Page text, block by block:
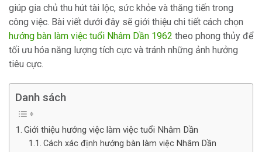
giúp gia chủ thu hút tài lộc, sức khỏe và thăng tiến trong
công việc. Bài viết dưới đây sẽ giới thiệu chi tiết cách chọn
hướng bàn làm việc tuổi Nhâm Dần 1962 theo phong thủy để
tối ưu hóa năng lượng tích cực và tránh những ảnh hưởng
tiêu cực.
Danh sách
Giới thiệu hướng việc làm việc tuổi Nhâm Dần
Cách xác định hướng bàn làm việc Nhâm Dần